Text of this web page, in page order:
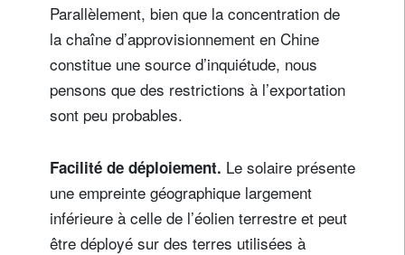
Parallèlement, bien que la concentration de
la chaîne d’approvisionnement en Chine
constitue une source d’inquiétude, nous
pensons que des restrictions à l’exportation
sont peu probables.
Facilité de déploiement. Le solaire présente
une empreinte géographique largement
inférieure à celle de l’éolien terrestre et peut
être déployé sur des terres utilisées à